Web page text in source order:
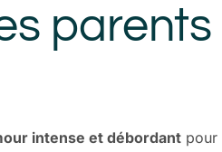
intense et débordant pour